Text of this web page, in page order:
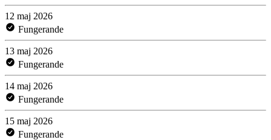
12 maj 2026
Fungerande
13 maj 2026
Fungerande
14 maj 2026
Fungerande
15 maj 2026
Fungerande